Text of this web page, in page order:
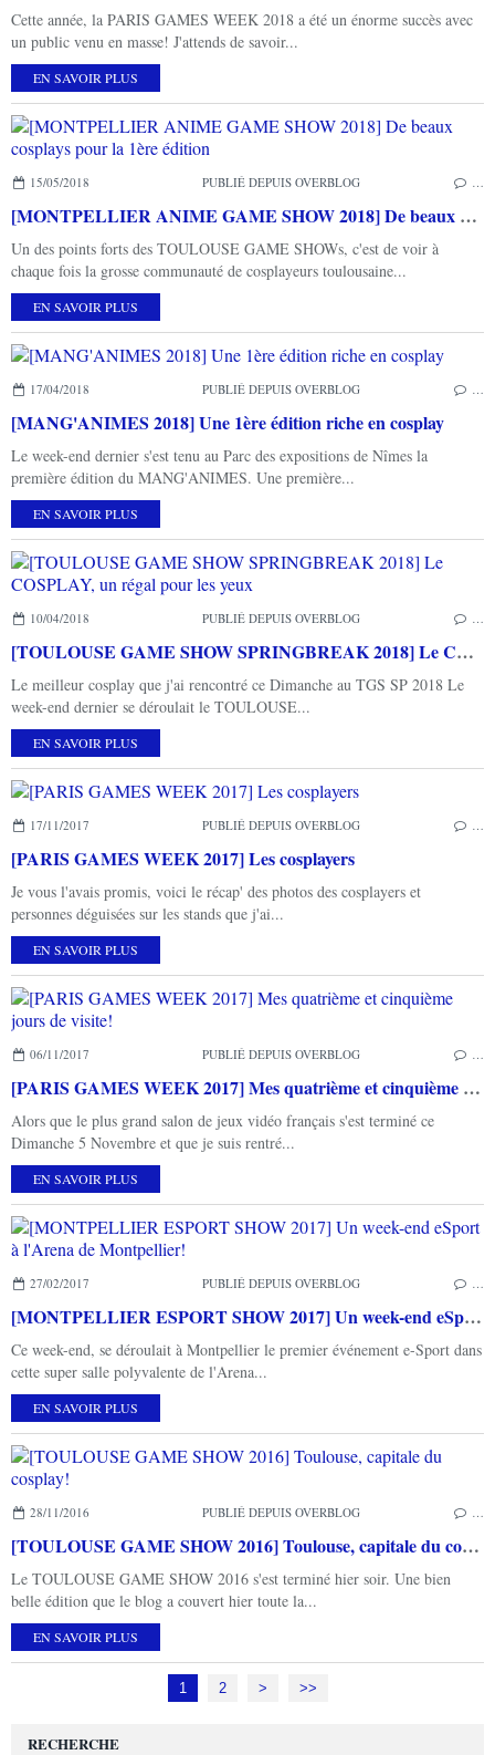
Cette année, la PARIS GAMES WEEK 2018 a été un énorme succès avec
un public venu en masse! J'attends de savoir...
EN SAVOIR PLUS
15/05/2018 PUBLIÉ DEPUIS OVERBLOG
[MONTPELLIER ANIME GAME SHOW 2018] De beaux cosplays pour la 1ère édition
Un des points forts des TOULOUSE GAME SHOWs, c'est de voir à
chaque fois la grosse communauté de cosplayeurs toulousaine...
EN SAVOIR PLUS
17/04/2018 PUBLIÉ DEPUIS OVERBLOG
[MANG'ANIMES 2018] Une 1ère édition riche en cosplay
Le week-end dernier s'est tenu au Parc des expositions de Nîmes la
première édition du MANG'ANIMES. Une première...
EN SAVOIR PLUS
10/04/2018 PUBLIÉ DEPUIS OVERBLOG
[TOULOUSE GAME SHOW SPRINGBREAK 2018] Le COSPLAY, un régal pour les yeux
Le meilleur cosplay que j'ai rencontré ce Dimanche au TGS SP 2018 Le
week-end dernier se déroulait le TOULOUSE...
EN SAVOIR PLUS
17/11/2017 PUBLIÉ DEPUIS OVERBLOG
[PARIS GAMES WEEK 2017] Les cosplayers
Je vous l'avais promis, voici le récap' des photos des cosplayers et
personnes déguisées sur les stands que j'ai...
EN SAVOIR PLUS
06/11/2017 PUBLIÉ DEPUIS OVERBLOG
[PARIS GAMES WEEK 2017] Mes quatrième et cinquième jours de visite!
Alors que le plus grand salon de jeux vidéo français s'est terminé ce
Dimanche 5 Novembre et que je suis rentré...
EN SAVOIR PLUS
27/02/2017 PUBLIÉ DEPUIS OVERBLOG
[MONTPELLIER ESPORT SHOW 2017] Un week-end eSport à l'Arena de Montpellier!
Ce week-end, se déroulait à Montpellier le premier événement e-Sport dans
cette super salle polyvalente de l'Arena...
EN SAVOIR PLUS
28/11/2016 PUBLIÉ DEPUIS OVERBLOG
[TOULOUSE GAME SHOW 2016] Toulouse, capitale du cosplay!
Le TOULOUSE GAME SHOW 2016 s'est terminé hier soir. Une bien
belle édition que le blog a couvert hier toute la...
EN SAVOIR PLUS
1 2 > >>
RECHERCHE